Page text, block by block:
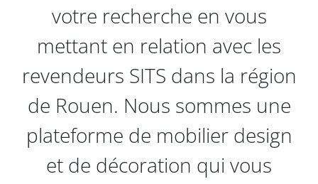
votre recherche en vous
mettant en relation avec les
revendeurs SITS dans la région
de Rouen. Nous sommes une
plateforme de mobilier design
et de décoration qui vous